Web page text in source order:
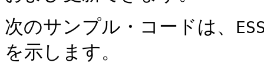
次のサンプル・コードは、
を示します。